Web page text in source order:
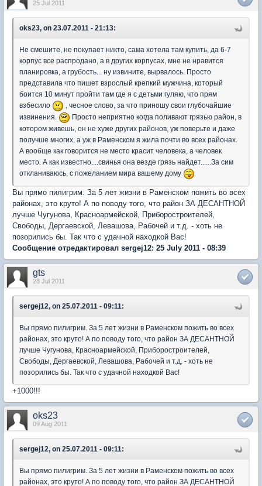
25 Jul 2011
oks23, on 23.07.2011 - 21:13:
Не смешите, не покупает никто, сама хотела там купить, да 6-7
корпус все распродано, а в других корпусах, мне не нравится
планировка, а грубость... ну извините, вырвалось. Просто
представила что пишет взрослый крепкий мужчина, который
боится 10 минут пройти там где я с детьми гуляю, что прям
взбесило
, чесное слово, за что приношу свои глубочайшие
извинения.
Просто неприятно когда поливают грязью район, в
котором живешь, он не хуже других районов, уж поверьте и даже
получше многих, а уж в Раменском я жила почти во всех районах.
А вообще как говорится не место красит человека, а человек
место. А как известно....свинья она везде грязь найдет......За сим
откланиваюсь, с пожеланием мира вашему дому
Вы прямо пилигрим. За 5 лет жизни в Раменском пожить во всех
районах, это круто! А по поводу того, что район ЗА ДЕСАНТНОЙ
лучше Чугунова, Красноармейской, Приборостроителей,
Свободы, Дергаевской, Левашова, Рабочей и т.д. - хоть не
позорились бы. Так что с удачной находкой Вас!
Сообщение отредактировал sergej12: 25 July 2011 - 08:39
gts
28 Jul 2011
sergej12, on 25.07.2011 - 09:11:
Вы прямо пилигрим. За 5 лет жизни в Раменском пожить во всех
районах, это круто! А по поводу того, что район ЗА ДЕСАНТНОЙ
лучше Чугунова, Красноармейской, Приборостроителей,
Свободы, Дергаевской, Левашова, Рабочей и т.д. - хоть не
позорились бы. Так что с удачной находкой Вас!
+1000!!!
oks23
09 Aug 2011
sergej12, on 25.07.2011 - 09:11:
Вы прямо пилигрим. За 5 лет жизни в Раменском пожить во всех
районах, это круто! А по поводу того, что район ЗА ДЕСАНТНОЙ